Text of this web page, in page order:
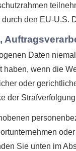
den EU-U.S.
Daten
wenn die
oder
der
Sie unten im